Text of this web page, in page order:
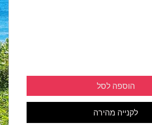
הוספה לסל
לקנייה מהירה